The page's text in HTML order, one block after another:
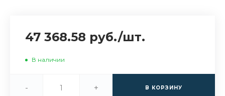
47 368.58 руб./шт.
В наличии
- + В КОРЗИНУ